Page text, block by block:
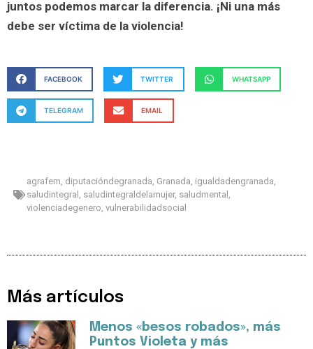
juntos podemos marcar la diferencia. ¡Ni una más
debe ser víctima de la violencia!
FACEBOOK TWITTER WHATSAPP
TELEGRAM EMAIL
agrafem, diputacióndegranada, Granada, igualdadengranada,
saludintegral , saludintegraldelamujer, saludmental ,
violenciadegenero, vulnerabilidadsocial
Más artículos
Menos «besos robados», más
Puntos Violeta y más